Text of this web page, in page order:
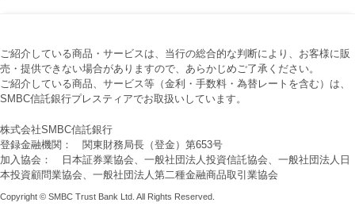
ご紹介している商品・サービスは、当行の総合的な判断により、お客様に販
売・提供できない場合がありますので、あらかじめご了承ください。
ご紹介している商品、サービス等（金利・手数料・為替レートを含む）は、
SMBC信託銀行プレスティアでお取扱いしています。
株式会社SMBC信託銀行
登録金融機関： 関東財務局長（登金）第653号
加入協会： 日本証券業協会、一般社団法人投資信託協会、一般社団法人日
本投資顧問業協会、一般社団法人第二種金融商品取引業協会
Copyright © SMBC Trust Bank Ltd. All Rights Reserved.